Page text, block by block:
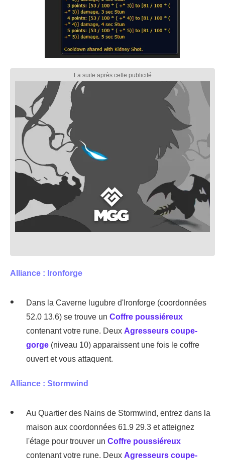
Alliance : Ironforge
Dans la Caverne lugubre d'Ironforge (coordonnées
52.0 13.6) se trouve un Coffre poussiéreux
contenant votre rune. Deux Agresseurs coupe-
gorge (niveau 10) apparaissent une fois le coffre
ouvert et vous attaquent.
Alliance : Stormwind
Au Quartier des Nains de Stormwind, entrez dans la
maison aux coordonnées 61.9 29.3 et atteignez
l'étage pour trouver un Coffre poussiéreux
contenant votre rune. Deux Agresseurs coupe-